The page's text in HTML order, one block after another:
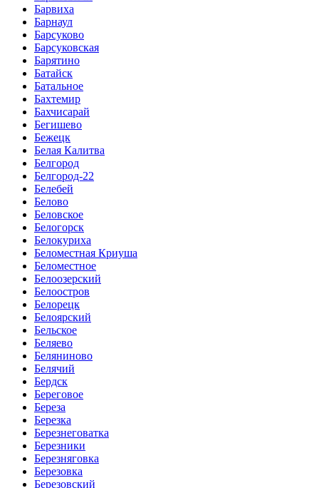
Барвиха
Барнаул
Барсуково
Барсуковская
Барятино
Батайск
Батальное
Бахтемир
Бахчисарай
Бегишево
Бежецк
Белая Калитва
Белгород
Белгород-22
Белебей
Белово
Беловское
Белогорск
Белокуриха
Беломестная Криуша
Беломестное
Белоозерский
Белоостров
Белорецк
Белоярский
Бельское
Беляево
Беляниново
Белячий
Бердск
Береговое
Береза
Березка
Березнеговатка
Березники
Березняговка
Березовка
Березовский